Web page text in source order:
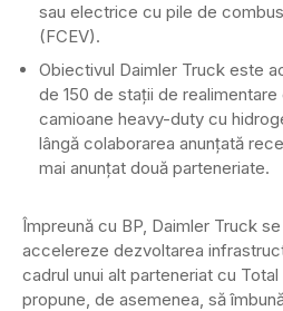
sau electrice cu pile de
(FCEV).
Obiectivul Daimler Truck este
de 150 de stații de
camioane heavy-duty cu
lângă colaborarea anunțată
mai anunțat două parteneriate.
Împreună cu BP, Daimler Truck
accelereze dezvoltarea
cadrul unui alt parteneriat cu
propune, de asemenea, să